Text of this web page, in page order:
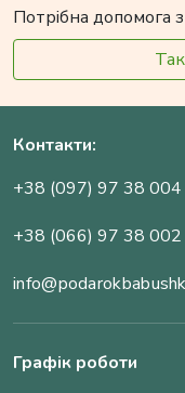
Потрібна допомога
Контакти:
+38 (097) 97 38 004
+38 (066) 97 38 002
Графік роботи